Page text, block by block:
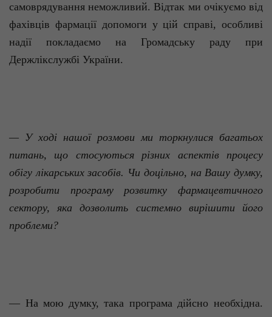
самоврядування неможливий. Відтак ми очікуємо від
фахівців фармації допомоги у цій справі, особливі
надії покладаємо на Громадську раду при
Держлікслужбі України.
— У ході нашої розмови ми торкнулися багатьох
питань, що стосуються різних аспектів процесу
обігу лікарських засобів. Чи доцільно, на Вашу думку,
розробити програму розвит­ку фармацевтичного
сектору, яка дозволить системно вирішити його
проблеми?
— На мою думку, така програма дійсно необхідна.